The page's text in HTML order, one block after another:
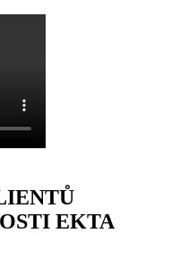
EKTA